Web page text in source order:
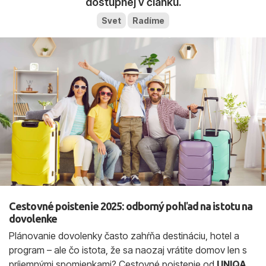
Svet Radíme
Cestovné poistenie 2025: odborný pohľad na istotu na
dovolenke
Plánovanie dovolenky často zahŕňa destináciu, hotel a
program – ale čo istota, že sa naozaj vrátite domov len s